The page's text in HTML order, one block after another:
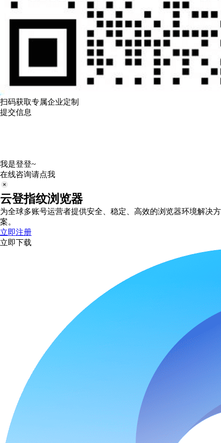
扫码获取专属企业定制
提交信息
我是登登~
在线咨询请点我
云登指纹浏览器
为全球多账号运营者提供安全、稳定、高效的浏览器环境解决方
案。
立即注册
立即下载